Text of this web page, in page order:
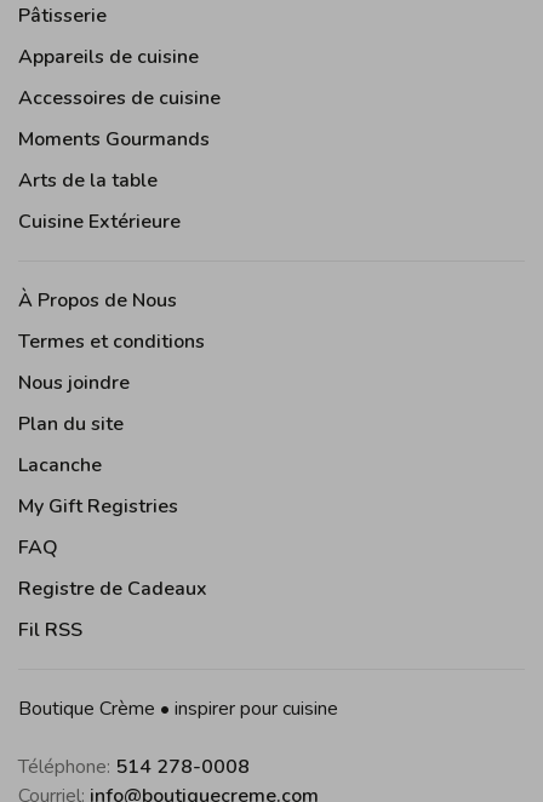
Pâtisserie
Appareils de cuisine
Accessoires de cuisine
Moments Gourmands
Arts de la table
Cuisine Extérieure
À Propos de Nous
Termes et conditions
Nous joindre
Plan du site
Lacanche
My Gift Registries
FAQ
Registre de Cadeaux
Fil RSS
Boutique Crème • inspirer pour cuisine
Téléphone: 514 278-0008
Courriel: info@boutiquecreme.com